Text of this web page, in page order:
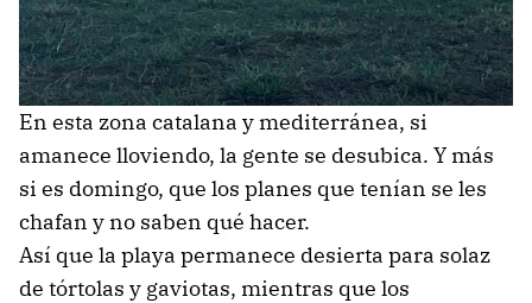
En esta zona catalana y mediterránea, si
amanece lloviendo, la gente se desubica. Y más
si es domingo, que los planes que tenían se les
chafan y no saben qué hacer.
Así que la playa permanece desierta para solaz
de tórtolas y gaviotas, mientras que los